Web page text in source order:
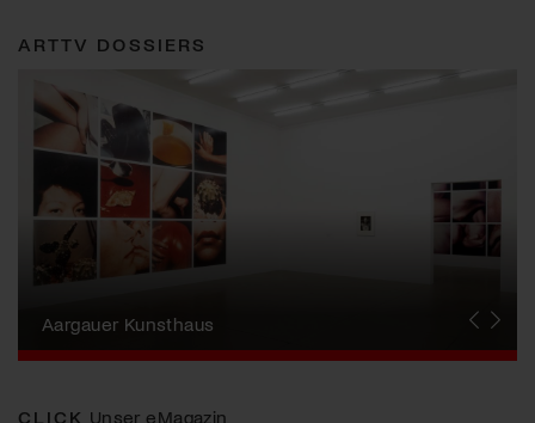
ARTTV DOSSIERS
Künstlerin
Aargauer Kunsthaus
Gewerbemuseum Winterthur
Liste Art Fair Basel
Bündner Kunstmuseum
Künstler:innen Portraits
Junge Schweizer Kunst
Vögele Kultur Zentrum
Nidwaldner Museum
Haus für Kunst Uri
CLICK Unser eMagazin